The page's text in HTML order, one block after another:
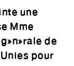
une
Mme
de
pour